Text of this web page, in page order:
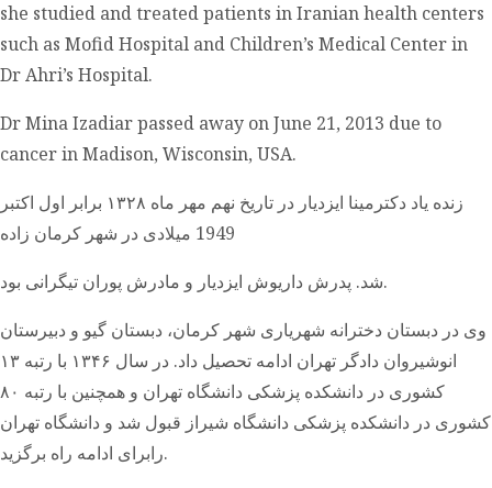
she studied and treated patients in Iranian health centers
such as Mofid Hospital and Children’s Medical Center in
Dr Ahri’s Hospital.
Dr Mina Izadiar passed away on June 21, 2013 due to
cancer in Madison, Wisconsin, USA.
زنده یاد دکترمینا ایزدیار در تاریخ نهم مهر ماه ۱۳۲۸ برابر اول اکتبر
1949 میلادی در شهر کرمان زاده
شد. پدرش داریوش ایزدیار و مادرش پوران تیگرانی بود.
وی در دبستان دخترانه شهریاری شهر کرمان، دبستان گیو و دبیرستان
انوشیروان دادگر تهران ادامه تحصیل داد. در سال ۱۳۴۶ با رتبه ۱۳
کشوری در دانشکده پزشکی دانشگاه تهران و همچنین با رتبه ۸۰
کشوری در دانشکده پزشکی دانشگاه شیراز قبول شد و دانشگاه تهران
رابرای ادامه راه برگزید.